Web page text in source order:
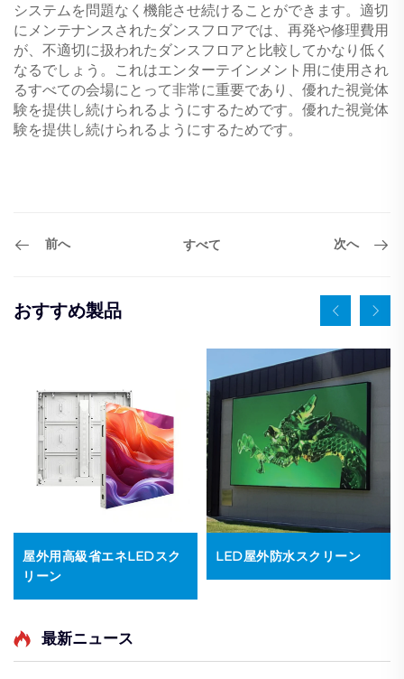
システムを問題なく機能させ続けることができます。適切
にメンテナンスされたダンスフロアでは、再発や修理費用
が、不適切に扱われたダンスフロアと比較してかなり低く
なるでしょう。これはエンターテインメント用に使用され
るすべての会場にとって非常に重要であり、優れた視覚体
験を提供し続けられるようにするためです。優れた視覚体
験を提供し続けられるようにするためです。
前へ すべて 次へ
おすすめ製品
屋外用高級省エネLEDスク
リーン
LED屋外防水スクリーン
最新ニュース